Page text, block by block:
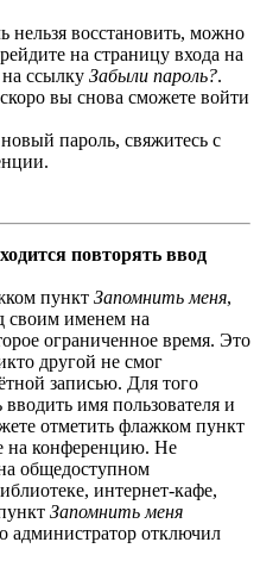
нельзя восстановить, можно
на страницу входа на
ссылку Забыли пароль?.
вы снова сможете войти
пароль, свяжитесь с
повторять ввод
пункт Запомнить меня,
своим именем на
ограниченное время. Это
другой не смог
записью. Для того
имя пользователя и
отметить флажком пункт
на конференцию. Не
общедоступном
интернет-кафе,
Запомнить меня
администратор отключил